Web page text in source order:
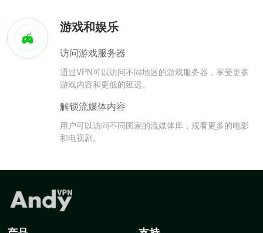
游戏和娱乐
访问游戏服务器
通过VPN可以访问不同地区的游戏服务器，享受更多
游戏内容和更低的延迟。
解锁流媒体内容
用户可以访问不同国家的流媒体库，观看更多的电影
和电视剧。